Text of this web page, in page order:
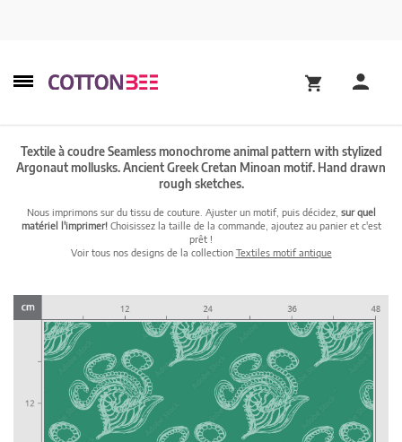
Textile à coudre Seamless monochrome animal pattern with stylized
Argonaut mollusks. Ancient Greek Cretan Minoan motif. Hand drawn
rough sketches.
Nous imprimons sur du tissu de couture. Ajuster un motif, puis décidez, sur quel
matériel l'imprimer!Choisissez la taille de la commande, ajoutez au panier et c'est
prêt !
Voir tous nos designs de la collection Textiles motif antique